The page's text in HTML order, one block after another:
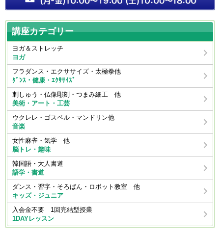
講座カテゴリー
ヨガ＆ストレッチ
ヨガ
フラダンス・エクササイズ・太極拳他
ﾀﾞﾝｽ・健康・ｴｸｻｻｲｽﾞ
刺しゅう・仏像彫刻・つまみ細工 他
美術・アート・工芸
ウクレレ・ゴスペル・マンドリン他
音楽
女性麻雀・気学 他
脳トレ・趣味
韓国語・大人書道
語学・書道
ダンス・習字・そろばん・ロボット教室 他
キッズ・ジュニア
入会金不要 1回完結型授業
1DAYレッスン